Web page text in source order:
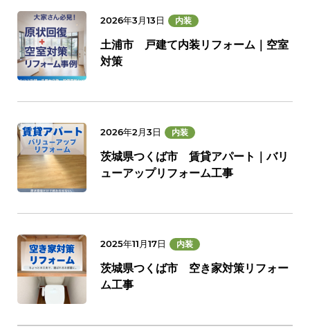
2026年3月13日 内装
土浦市 戸建て内装リフォーム｜空室
対策
2026年2月3日 内装
茨城県つくば市 賃貸アパート｜バリ
ューアップリフォーム工事
2025年11月17日 内装
茨城県つくば市 空き家対策リフォー
ム工事